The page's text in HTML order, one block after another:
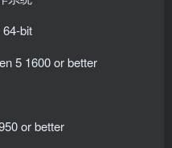
bit
5 1600 or better
or better